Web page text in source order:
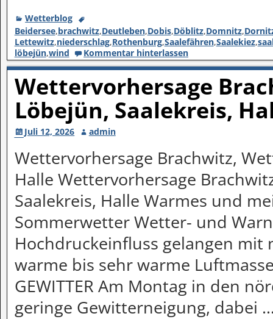
Wetterblog
Beidersee,brachwitz,Deutleben,Dobis,Döblitz,Domnitz,
Lettewitz,niederschlag,Rothenburg,Saalefähren,Saalekiez,
löbejün,wind Kommentar hinterlassen
Wettervorhersage
Löbejün, Saalekreis,
Juli 12, 2026 admin
Wettervorhersage Brachwitz,
Halle Wettervorhersage
Saalekreis, Halle Warmes und
Sommerwetter Wetter- und
Hochdruckeinfluss gelangen mit
warme bis sehr warme
GEWITTER Am Montag in den
geringe Gewitterneigung, dabei